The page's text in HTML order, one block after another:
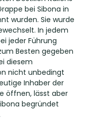
bei Sibona in
wurden. Sie wurde
In jedem
jeder Führung
Besten gegeben
diesem
nicht unbedingt
Inhaber der
öffnen, lässt aber
begründet